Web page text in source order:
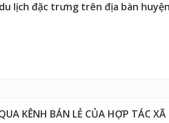
lịch đặc trưng trên địa bàn
KÊNH BÁN LẺ CỦA HỢP TÁC